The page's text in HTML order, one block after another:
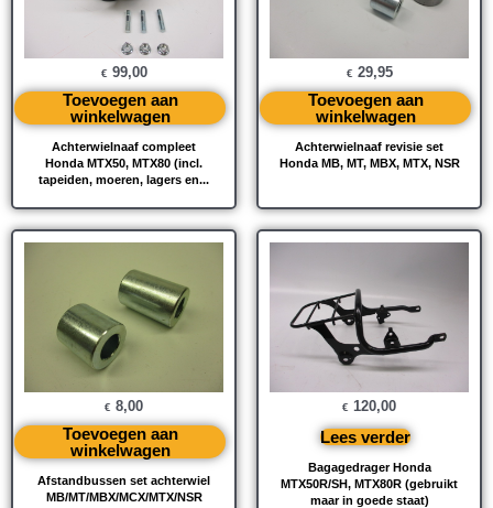
Achterwielnaaf compleet
Honda MTX50, MTX80 (incl.
tapeiden, moeren, lagers en...
€ 99,00
Toevoegen aan
winkelwagen
Achterwielnaaf revisie set
Honda MB, MT, MBX, MTX, NSR
€ 29,95
Toevoegen aan
winkelwagen
Afstandbussen set achterwiel
MB/MT/MBX/MCX/MTX/NSR
€ 8,00
Toevoegen aan
winkelwagen
Bagagedrager Honda
MTX50R/SH, MTX80R (gebruikt
maar in goede staat)
€ 120,00
Lees verder